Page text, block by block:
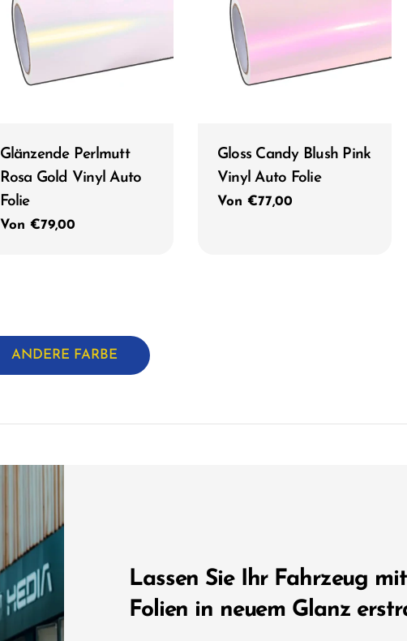
Typ:
Glänzende Perlmutt
Rosa Gold Vinyl Auto
Folie
Regulärer
Von €79,00
Typ:
Gloss Candy Blush Pink
Vinyl Auto Folie
Regulärer
Von €77,00
ANDERE FARBE
Lassen Sie Ihr Fahrzeug
Folien in neuem Glanz